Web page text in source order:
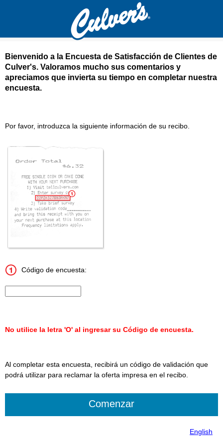
Bienvenido a la Encuesta de Satisfacción de Clientes de
Culver's. Valoramos mucho sus comentarios y
apreciamos que invierta su tiempo en completar nuestra
encuesta.
Culver's Encuesta de satisfacción del cliente
Por favor, introduzca la siguiente información de su recibo.
Código de encuesta:
No utilice la letra 'O' al ingresar su Código de encuesta.
Al completar esta encuesta, recibirá un código de validación que
podrá utilizar para reclamar la oferta impresa en el recibo.
English